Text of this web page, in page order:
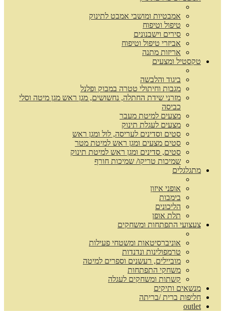
אמבטיות ומושבי אמבט לתינוק
טיפול וטיפוח
סירים וישבנונים
אביזרי טיפול וטיפוח
אריזות מתנה
טקסטיל ומצעים
ביגוד והלבשה
מגבות וחיתולי טטרה במבוק ופלנל
מזרני שידת החתלה, נחשושים, מגן ראש מגן מיטה וסלי
כביסה
מצעים למיטת מעבר
מצעים לעגלת תינוק
סטים וסדינים לעריסה, לול ומגן ראש
סטים מצעים ומגן ראש למיטת מטר
סטים, סדינים ומגן ראש למיטת תינוק
שמיכות טריקו/ שמיכות חורף
מתגלגלים
אופני איזון
בימבות
הליכונים
תלת אופן
צעצועי התפתחות ומשחקים
אוניברסיטאות ומשטחי פעילות
טרמפולינות ונדנדות
מוביילים, רעשנים וספרים למיטה
משחקי התפתחות
קשתות ומשחקים לעגלה
מנשאים ותיקים
חליפות ברית /בריתה
outlet